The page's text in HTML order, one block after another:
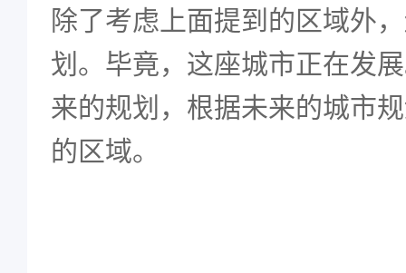
除了考虑上面提到的区域外
划。毕竟，这座城市正在发
来的规划，根据未来的城市
的区域。